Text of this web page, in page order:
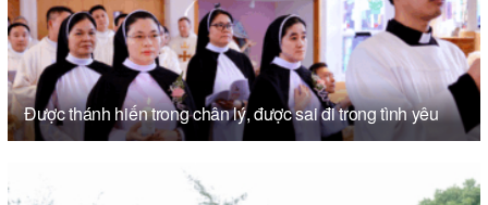
Được thánh hiến trong chân lý, được sai đi trong tình yêu